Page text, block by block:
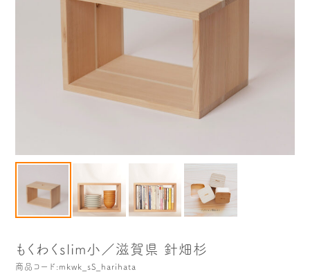
もくわくの使い方&選び方
木や森のこと もくわく的 わくわく暮らし
もくわく産地だより
全て見る
もくわくslim小／滋賀県 針畑杉
商品コード:mkwk_sS_harihata